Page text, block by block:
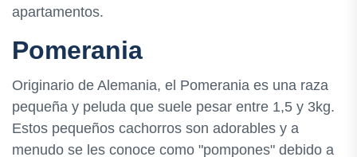
apartamentos.
Pomerania
Originario de Alemania, el Pomerania es una raza
pequeña y peluda que suele pesar entre 1,5 y 3kg.
Estos pequeños cachorros son adorables y a
menudo se les conoce como "pompones" debido a